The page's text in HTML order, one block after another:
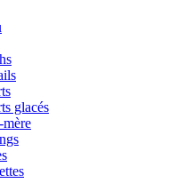
glacés
mère